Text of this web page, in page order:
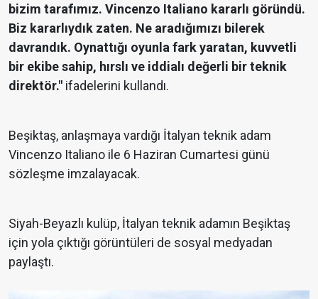
bizim tarafımız. Vincenzo Italiano kararlı göründü.
Biz kararlıydık zaten. Ne aradığımızı bilerek
davrandık. Oynattığı oyunla fark yaratan, kuvvetli
bir ekibe sahip, hırslı ve iddialı değerli bir teknik
direktör." ifadelerini kullandı.
Beşiktaş, anlaşmaya vardığı İtalyan teknik adam
Vincenzo Italiano ile 6 Haziran Cumartesi günü
sözleşme imzalayacak.
Siyah-Beyazlı kulüp, İtalyan teknik adamın Beşiktaş
için yola çıktığı görüntüleri de sosyal medyadan
paylaştı.